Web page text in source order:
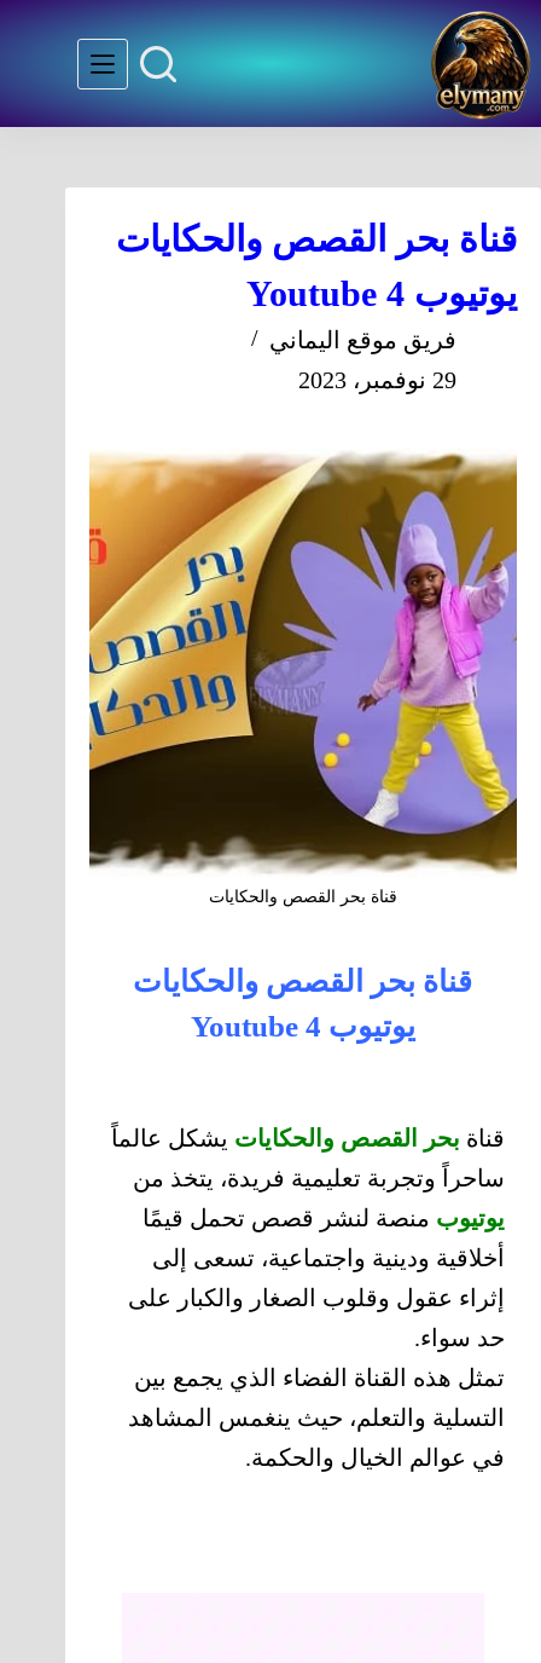
قناة بحر القصص والحكايات
يوتيوب 4 Youtube
فريق موقع اليماني
29 نوفمبر، 2023
قناة بحر القصص والحكايات
قناة بحر القصص والحكايات
يوتيوب 4 Youtube
قناة بحر القصص والحكايات يشكل عالماً
ساحراً وتجربة تعليمية فريدة، يتخذ من
يوتيوب منصة لنشر قصص تحمل قيمًا
أخلاقية ودينية واجتماعية، تسعى إلى
إثراء عقول وقلوب الصغار والكبار على
حد سواء.
تمثل هذه القناة الفضاء الذي يجمع بين
التسلية والتعلم، حيث ينغمس المشاهد
في عوالم الخيال والحكمة.